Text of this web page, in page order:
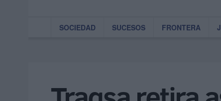
SOCIEDAD SUCESOS FRONTERA